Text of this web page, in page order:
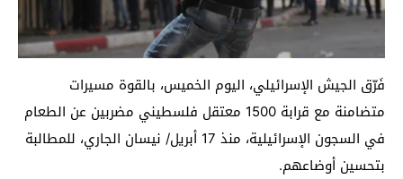
فَرّق الجيش الإسرائيلي، اليوم الخميس، بالقوة مسيرات
متضامنة مع قرابة 1500 معتقل فلسطيني مضربين عن الطعام
في السجون الإسرائيلية، منذ 17 أبريل/ نيسان الجاري، للمطالبة
بتحسين أوضاعهم.